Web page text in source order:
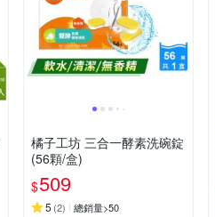
橘子工坊 三合一酵素洗碗錠
(56顆/盒)
$509
5 (2) 總銷量>50